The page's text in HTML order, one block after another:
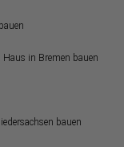
Haus in Bremen bauen
bauen